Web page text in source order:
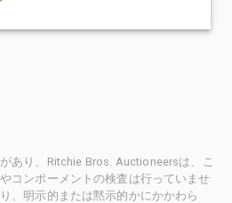
あり、Ritchie Bros. Auctioneersは、こ
コンポーメントの検査は行っていませ
、明示的または黙示的かにかかわら